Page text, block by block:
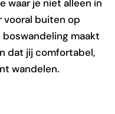
waar je niet alleen in
vooral buiten op
maakt
dat jij comfortabel,
wandelen.